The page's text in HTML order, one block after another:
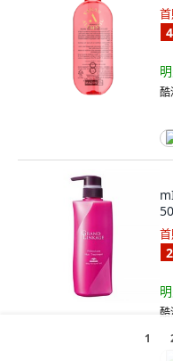
酷
酷
1